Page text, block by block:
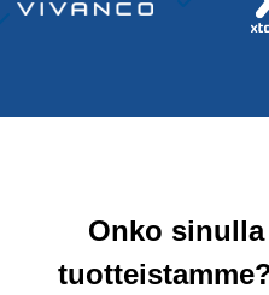
Onko